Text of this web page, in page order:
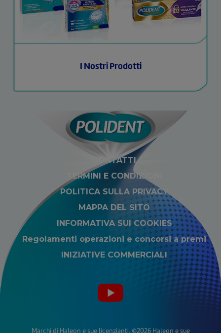
I Nostri Prodotti
CONTATTI
TERMINI E CONDIZIONI
POLITICA SULLA PRIVACY
MAPPA DEL SITO
INFORMATIVA SUI COOKIES
Regolamenti operazioni e concorsi a premi
INIZIATIVE COMMERCIALI
Marchi di Haleon e sue licenzianti. ©2026 Haleon e sue